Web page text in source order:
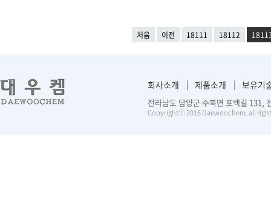
처음 이전 18111 18112
회사소개 제품소개 보유기
전라남도 담양군 수북면 포백길
Copyrightⓒ 2016 Daewoochem. all